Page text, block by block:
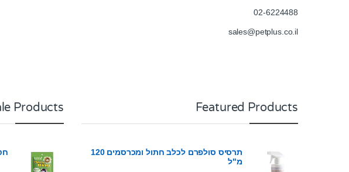
02-6224488
sales@petplus.co.il
Featured Products
תרסיס סולפרם לכלב חתול ומכרסמים 120
מ"ל
Products